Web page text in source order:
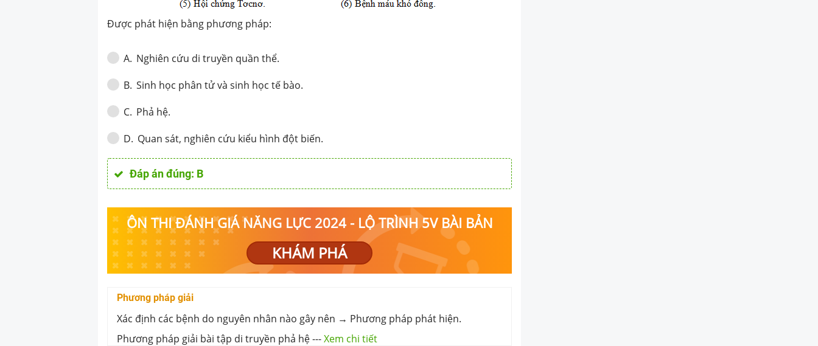
Được phát hiện bằng phương pháp:
A. Nghiên cứu di truyền quần thể.
B. Sinh học phân tử và sinh học tế bào.
C. Phả hệ.
D. Quan sát, nghiên cứu kiểu hình đột biến.
Đáp án đúng: B
ÔN THI ĐÁNH GIÁ NĂNG LỰC 2024 - LỘ TRÌNH 5V BÀI BẢN
KHÁM PHÁ
Phương pháp giải
Xác định các bệnh do nguyên nhân nào gây nên → Phương pháp phát hiện.
Phương pháp giải bài tập di truyền phả hệ---Xem chi tiết